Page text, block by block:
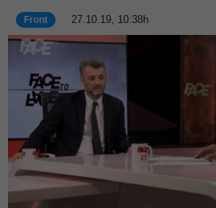
Front 27.10.19, 10:38h